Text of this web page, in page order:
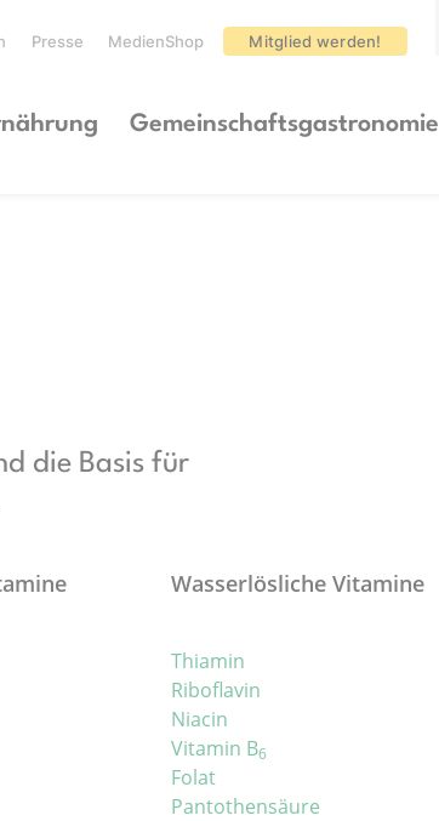
Presse MedienShop Mitglied werden!
Gemeinschaftsgastronomie
die Basis für
Wasserlösliche Vitamine
Thiamin
Riboflavin
Niacin
Vitamin B6
Folat
Pantothensäure